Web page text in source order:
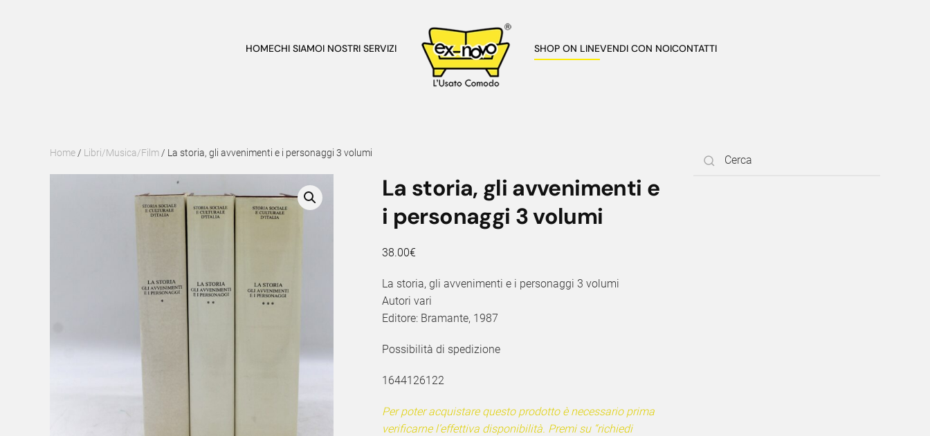
HOMECHI SIAMOI NOSTRI SERVIZI SHOP ON LINEVENDI CON NOICONTATTI
Home / Libri/Musica/Film / La storia, gli avvenimenti e i personaggi 3 volumi
La storia, gli avvenimenti e
i personaggi 3 volumi
38.00€
La storia, gli avvenimenti e i personaggi 3 volumi
Autori vari
Editore: Bramante, 1987
Possibilità di spedizione
1644126122
Per poter acquistare questo prodotto è necessario prima
verificarne l’effettiva disponibilità. Premi su “richiedi